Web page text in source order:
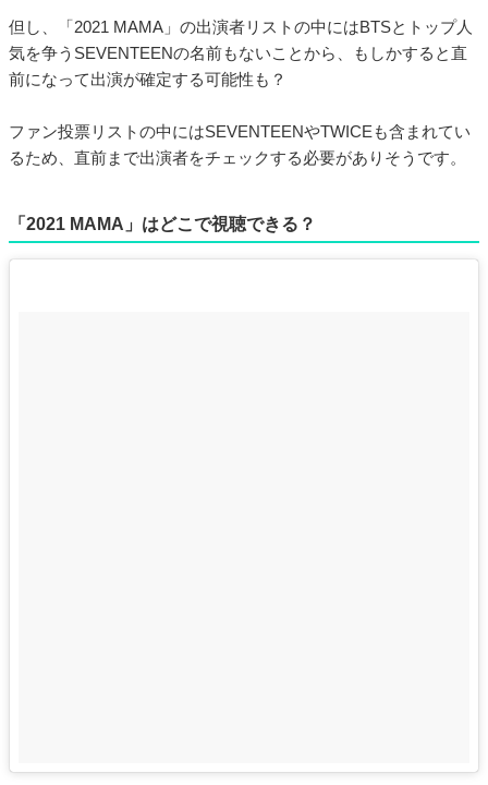
但し、「2021 MAMA」の出演者リストの中にはBTSとトップ人
気を争うSEVENTEENの名前もないことから、もしかすると直
前になって出演が確定する可能性も？
ファン投票リストの中にはSEVENTEENやTWICEも含まれてい
るため、直前まで出演者をチェックする必要がありそうです。
「2021 MAMA」はどこで視聴できる？